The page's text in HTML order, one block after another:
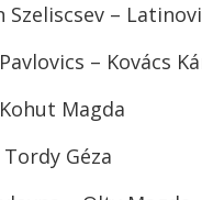
Szeliscsev –
– Kovács
Magda
Géza